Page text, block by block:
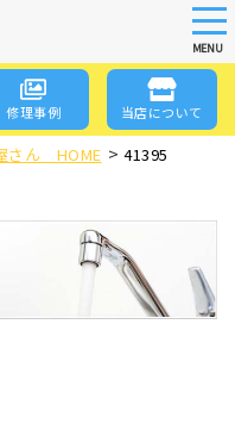
MENU
修理事例 当店について
さん HOME > 41395